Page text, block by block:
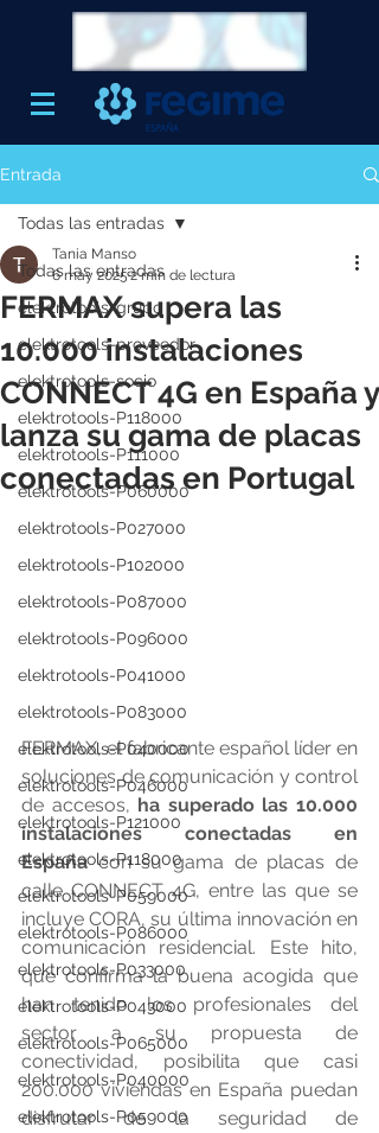
Entrada
Todas las entradas
elektrotools-grupo
elektrotools-proveedor
elektrotools-socio
elektrotools-P118000
elektrotools-P111000
elektrotools-P060000
elektrotools-P027000
elektrotools-P102000
elektrotools-P087000
elektrotools-P096000
elektrotools-P041000
elektrotools-P083000
elektrotools-P040000
elektrotools-P046000
elektrotools-P121000
elektrotools-P118000
elektrotools-P059000
elektrotools-P086000
elektrotools-P033000
elektrotools-P043000
elektrotools-P065000
elektrotools-P040000
elektrotools-P059000
Todas las entradas
FERMAX supera las
10.000 instalaciones
CONNECT 4G en España y
lanza su gama de placas
conectadas en Portugal
Tania Manso
6 may 20252 min de lectura
FERMAX, el fabricante español líder en
soluciones de comunicación y control
de accesos, ha superado las 10.000
instalaciones conectadas en
España con su gama de placas de
calle CONNECT 4G, entre las que se
incluye CORA, su última innovación en
comunicación residencial. Este hito,
que confirma la buena acogida que
han tenido los profesionales del
sector a su propuesta de
conectividad, posibilita que casi
200.000 viviendas en España puedan
disfrutar de la seguridad de